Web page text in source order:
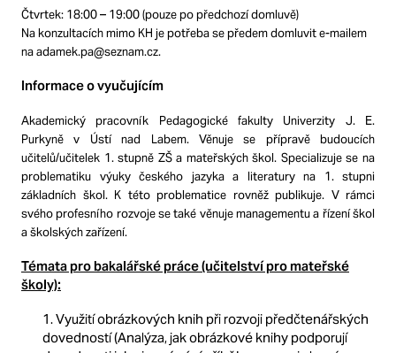
Čtvrtek: 18:00 – 19:00 (pouze po předchozí domluvě)
Na konzultacích mimo KH je potřeba se předem domluvit e-mailem
na adamek.pa@seznam.cz.
Informace o vyučujícím
Akademický pracovník Pedagogické fakulty Univerzity J. E.
Purkyně v Ústí nad Labem. Věnuje se přípravě budoucích
učitelů/učitelek 1. stupně ZŠ a mateřských škol. Specializuje se na
problematiku výuky českého jazyka a literatury na 1. stupni
základních škol. K této problematice rovněž publikuje. V rámci
svého profesního rozvoje se také věnuje managementu a řízení škol
a školských zařízení.
Témata pro bakalářské práce (učitelství pro mateřské
školy):
1. Využití obrázkových knih při rozvoji předčtenářských
dovedností (Analýza, jak obrázkové knihy podporují